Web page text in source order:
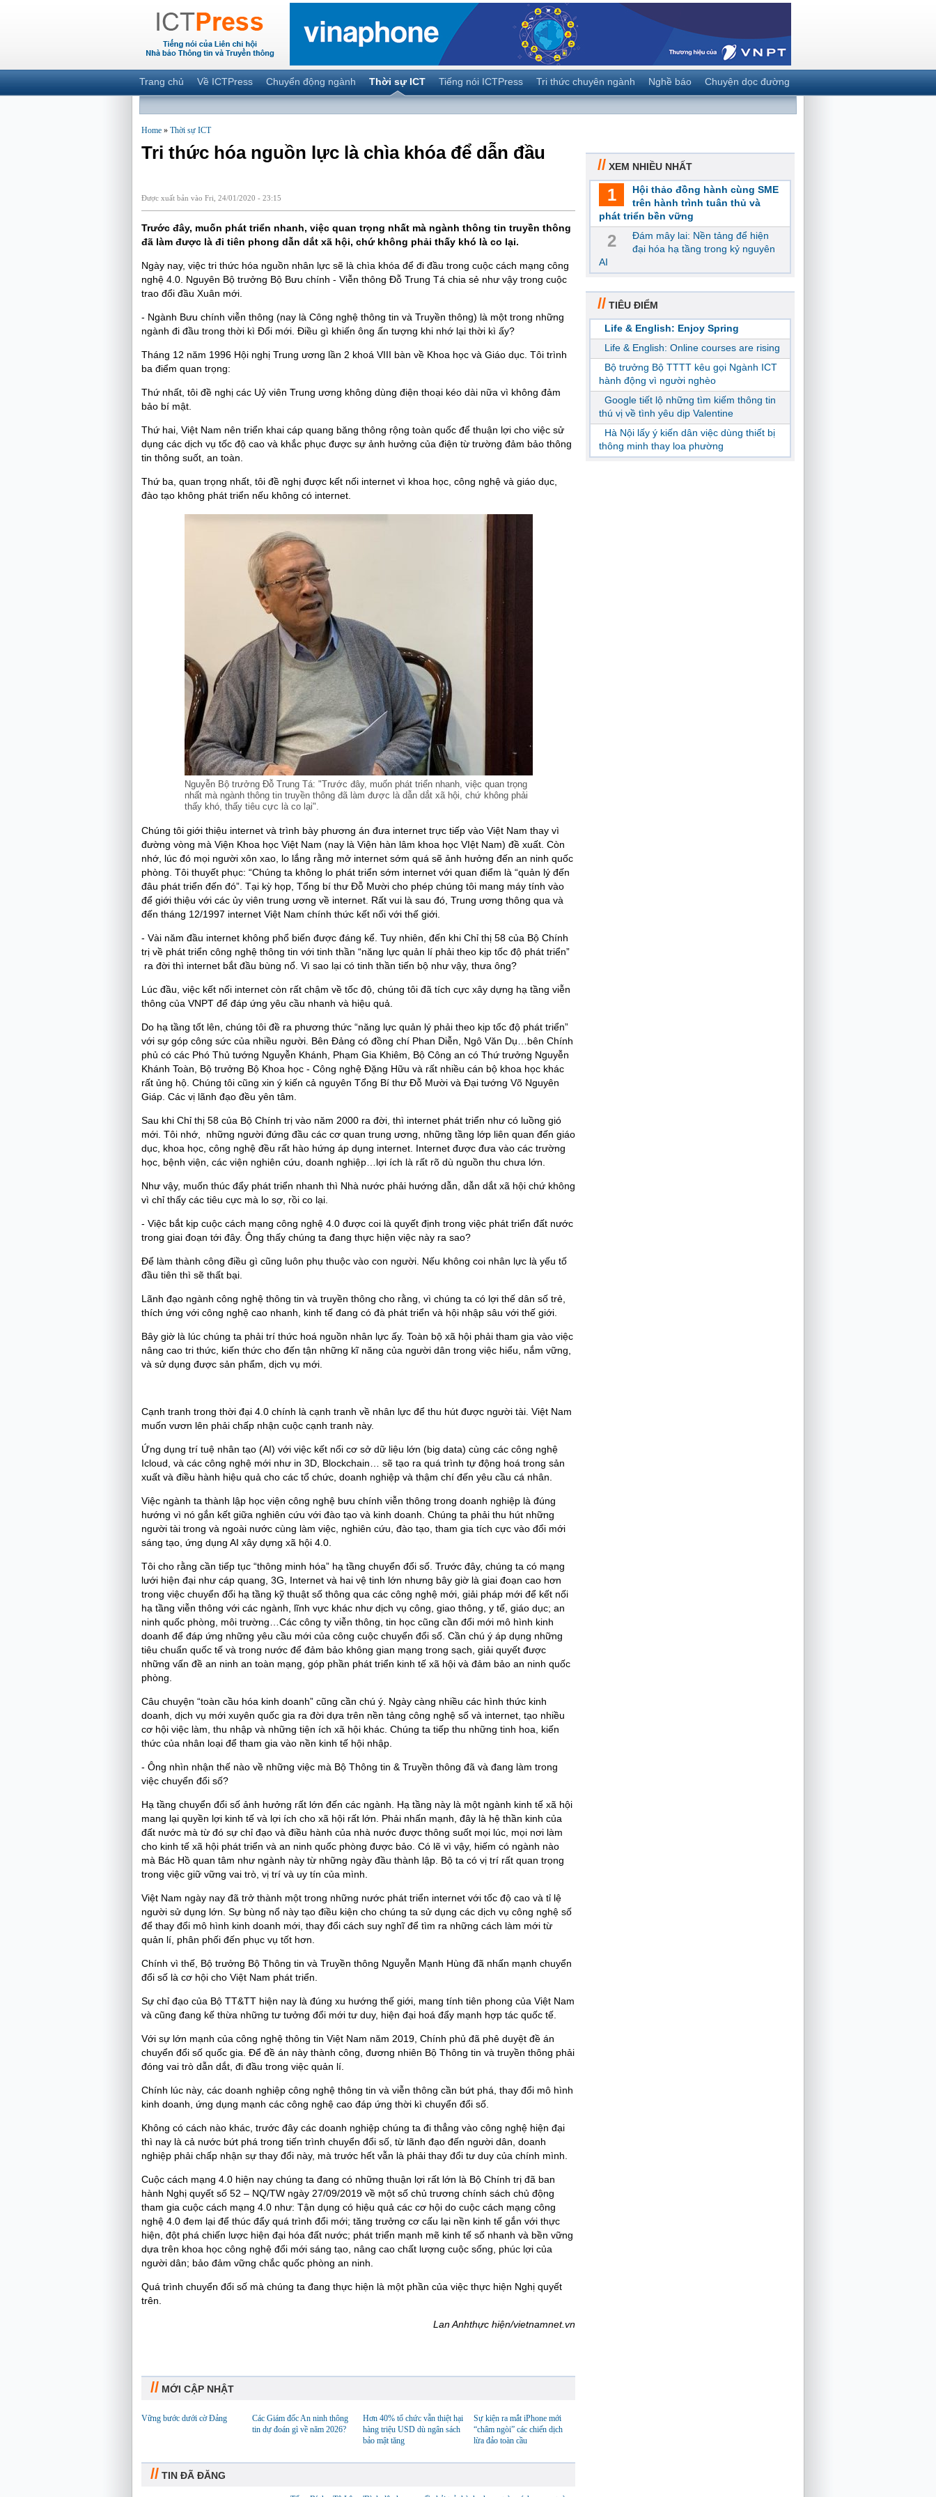
Trang chủ Về ICTPress Chuyển động ngành Thời sự ICT Tiếng nói ICTPress Tri thức chuyên ngành Nghề báo Chuyện dọc đường
Home » Thời sự ICT
Tri thức hóa nguồn lực là chìa khóa để dẫn đầu
Được xuất bản vào Fri, 24/01/2020 - 23:15
Trước đây, muốn phát triển nhanh, việc quan trọng nhất mà ngành thông tin truyền thông
đã làm được là đi tiên phong dẫn dắt xã hội, chứ không phải thấy khó là co lại.
Ngày nay, việc tri thức hóa nguồn nhân lực sẽ là chìa khóa để đi đầu trong cuộc cách mạng công
nghệ 4.0. Nguyên Bộ trưởng Bộ Bưu chính - Viễn thông Đỗ Trung Tá chia sẻ như vậy trong cuộc
trao đổi đầu Xuân mới.
- Ngành Bưu chính viễn thông (nay là Công nghệ thông tin và Truyền thông) là một trong những
ngành đi đầu trong thời kì Đổi mới. Điều gì khiến ông ấn tượng khi nhớ lại thời kì ấy?
Tháng 12 năm 1996 Hội nghị Trung ương lần 2 khoá VIII bàn về Khoa học và Giáo dục. Tôi trình
ba điểm quan trọng:
Thứ nhất, tôi đề nghị các Uỷ viên Trung ương không dùng điện thoại kéo dài nữa vì không đảm
bảo bí mật.
Thứ hai, Việt Nam nên triển khai cáp quang băng thông rộng toàn quốc để thuận lợi cho việc sử
dụng các dịch vụ tốc độ cao và khắc phục được sự ảnh hưởng của điện từ trường đảm bảo thông
tin thông suốt, an toàn.
Thứ ba, quan trọng nhất, tôi đề nghị được kết nối internet vì khoa học, công nghệ và giáo dục,
đào tạo không phát triển nếu không có internet.
Nguyễn Bộ trưởng Đỗ Trung Tá: "Trước đây, muốn phát triển nhanh, việc quan trọng
nhất mà ngành thông tin truyền thông đã làm được là dẫn dắt xã hội, chứ không phải
thấy khó, thấy tiêu cực là co lại".
Chúng tôi giới thiệu internet và trình bày phương án đưa internet trực tiếp vào Việt Nam thay vì
đường vòng mà Viện Khoa học Việt Nam (nay là Viện hàn lâm khoa học VIệt Nam) đề xuất. Còn
nhớ, lúc đó mọi người xôn xao, lo lắng rằng mở internet sớm quá sẽ ảnh hưởng đến an ninh quốc
phòng. Tôi thuyết phục: “Chúng ta không lo phát triển sớm internet với quan điểm là “quản lý đến
đâu phát triển đến đó”. Tại kỳ họp, Tổng bí thư Đỗ Mười cho phép chúng tôi mang máy tính vào
để giới thiệu với các ủy viên trung ương về internet. Rất vui là sau đó, Trung ương thông qua và
đến tháng 12/1997 internet Việt Nam chính thức kết nối với thế giới.
- Vài năm đầu internet không phổ biến được đáng kể. Tuy nhiên, đến khi Chỉ thị 58 của Bộ Chính
trị về phát triển công nghệ thông tin với tinh thần “năng lực quản lí phải theo kịp tốc độ phát triển”
ra đời thì internet bắt đầu bùng nổ. Vì sao lại có tinh thần tiến bộ như vậy, thưa ông?
Lúc đầu, việc kết nối internet còn rất chậm về tốc độ, chúng tôi đã tích cực xây dựng hạ tầng viễn
thông của VNPT để đáp ứng yêu cầu nhanh và hiệu quả.
Do hạ tầng tốt lên, chúng tôi đề ra phương thức “năng lực quản lý phải theo kịp tốc độ phát triển”
với sự góp công sức của nhiều người. Bên Đảng có đồng chí Phan Diễn, Ngô Văn Dụ…bên Chính
phủ có các Phó Thủ tướng Nguyễn Khánh, Phạm Gia Khiêm, Bộ Công an có Thứ trưởng Nguyễn
Khánh Toàn, Bộ trưởng Bộ Khoa học - Công nghệ Đặng Hữu và rất nhiều cán bộ khoa học khác
rất ủng hộ. Chúng tôi cũng xin ý kiến cả nguyên Tổng Bí thư Đỗ Mười và Đại tướng Võ Nguyên
Giáp. Các vị lãnh đạo đều yên tâm.
Sau khi Chỉ thị 58 của Bộ Chính trị vào năm 2000 ra đời, thì internet phát triển như có luồng gió
mới. Tôi nhớ, những người đứng đầu các cơ quan trung ương, những tầng lớp liên quan đến giáo
dục, khoa học, công nghệ đều rất hào hứng áp dụng internet. Internet được đưa vào các trường
học, bệnh viện, các viện nghiên cứu, doanh nghiệp…lợi ích là rất rõ dù nguồn thu chưa lớn.
Như vậy, muốn thúc đẩy phát triển nhanh thì Nhà nước phải hướng dẫn, dẫn dắt xã hội chứ không
vì chỉ thấy các tiêu cực mà lo sợ, rồi co lại.
- Việc bắt kịp cuộc cách mạng công nghệ 4.0 được coi là quyết định trong việc phát triển đất nước
trong giai đoạn tới đây. Ông thấy chúng ta đang thực hiện việc này ra sao?
Để làm thành công điều gì cũng luôn phụ thuộc vào con người. Nếu không coi nhân lực là yếu tố
đầu tiên thì sẽ thất bại.
Lãnh đạo ngành công nghệ thông tin và truyền thông cho rằng, vì chúng ta có lợi thế dân số trẻ,
thích ứng với công nghệ cao nhanh, kinh tế đang có đà phát triển và hội nhập sâu với thế giới.
Bây giờ là lúc chúng ta phải trí thức hoá nguồn nhân lực ấy. Toàn bộ xã hội phải tham gia vào việc
nâng cao tri thức, kiến thức cho đến tận những kĩ năng của người dân trong việc hiểu, nắm vững,
và sử dụng được sản phẩm, dịch vụ mới.
Cạnh tranh trong thời đại 4.0 chính là cạnh tranh về nhân lực để thu hút được người tài. Việt Nam
muốn vươn lên phải chấp nhận cuộc cạnh tranh này.
Ứng dụng trí tuệ nhân tạo (AI) với việc kết nối cơ sở dữ liệu lớn (big data) cùng các công nghệ
Icloud, và các công nghệ mới như in 3D, Blockchain… sẽ tạo ra quá trình tự động hoá trong sản
xuất và điều hành hiệu quả cho các tổ chức, doanh nghiệp và thậm chí đến yêu cầu cá nhân.
Việc ngành ta thành lập học viện công nghệ bưu chính viễn thông trong doanh nghiệp là đúng
hướng vì nó gắn kết giữa nghiên cứu với đào tạo và kinh doanh. Chúng ta phải thu hút những
người tài trong và ngoài nước cùng làm việc, nghiên cứu, đào tạo, tham gia tích cực vào đổi mới
sáng tạo, ứng dụng AI xây dựng xã hội 4.0.
Tôi cho rằng cần tiếp tục “thông minh hóa” hạ tầng chuyển đổi số. Trước đây, chúng ta có mạng
lưới hiện đại như cáp quang, 3G, Internet và hai vệ tinh lớn nhưng bây giờ là giai đoạn cao hơn
trong việc chuyển đổi hạ tầng kỹ thuật số thông qua các công nghệ mới, giải pháp mới để kết nối
hạ tầng viễn thông với các ngành, lĩnh vực khác như dịch vụ công, giao thông, y tế, giáo dục; an
ninh quốc phòng, môi trường…Các công ty viễn thông, tin học cũng cần đổi mới mô hình kinh
doanh để đáp ứng những yêu cầu mới của công cuộc chuyển đổi số. Cần chú ý áp dụng những
tiêu chuẩn quốc tế và trong nước để đảm bảo không gian mạng trong sạch, giải quyết được
những vấn đề an ninh an toàn mạng, góp phần phát triển kinh tế xã hội và đảm bảo an ninh quốc
phòng.
Câu chuyện “toàn cầu hóa kinh doanh” cũng cần chú ý. Ngày càng nhiều các hình thức kinh
doanh, dịch vụ mới xuyên quốc gia ra đời dựa trên nền tảng công nghệ số và internet, tạo nhiều
cơ hội việc làm, thu nhập và những tiện ích xã hội khác. Chúng ta tiếp thu những tinh hoa, kiến
thức của nhân loại để tham gia vào nền kinh tế hội nhập.
- Ông nhìn nhận thế nào về những việc mà Bộ Thông tin & Truyền thông đã và đang làm trong
việc chuyển đổi số?
Hạ tầng chuyển đổi số ảnh hưởng rất lớn đến các ngành. Hạ tầng này là một ngành kinh tế xã hội
mang lại quyền lợi kinh tế và lợi ích cho xã hội rất lớn. Phải nhấn mạnh, đây là hệ thần kinh của
đất nước mà từ đó sự chỉ đạo và điều hành của nhà nước được thông suốt mọi lúc, mọi nơi làm
cho kinh tế xã hội phát triển và an ninh quốc phòng được bảo. Có lẽ vì vậy, hiếm có ngành nào
mà Bác Hồ quan tâm như ngành này từ những ngày đầu thành lập. Bộ ta có vị trí rất quan trọng
trong việc giữ vững vai trò, vị trí và uy tín của mình.
Việt Nam ngày nay đã trở thành một trong những nước phát triển internet với tốc độ cao và tỉ lệ
người sử dụng lớn. Sự bùng nổ này tạo điều kiện cho chúng ta sử dụng các dịch vụ công nghệ số
để thay đổi mô hình kinh doanh mới, thay đổi cách suy nghĩ để tìm ra những cách làm mới từ
quản lí, phân phối đến phục vụ tốt hơn.
Chính vì thế, Bộ trưởng Bộ Thông tin và Truyền thông Nguyễn Mạnh Hùng đã nhấn mạnh chuyển
đổi số là cơ hội cho Việt Nam phát triển.
Sự chỉ đạo của Bộ TT&TT hiện nay là đúng xu hướng thế giới, mang tính tiên phong của Việt Nam
và cũng đang kế thừa những tư tưởng đổi mới tư duy, hiện đại hoá đẩy mạnh hợp tác quốc tế.
Với sự lớn mạnh của công nghệ thông tin Việt Nam năm 2019, Chính phủ đã phê duyệt đề án
chuyển đổi số quốc gia. Để đề án này thành công, đương nhiên Bộ Thông tin và truyền thông phải
đóng vai trò dẫn dắt, đi đầu trong việc quản lí.
Chính lúc này, các doanh nghiệp công nghệ thông tin và viễn thông cần bứt phá, thay đổi mô hình
kinh doanh, ứng dụng mạnh các công nghệ cao đáp ứng thời kì chuyển đổi số.
Không có cách nào khác, trước đây các doanh nghiệp chúng ta đi thẳng vào công nghệ hiện đại
thì nay là cả nước bứt phá trong tiến trình chuyển đổi số, từ lãnh đạo đến người dân, doanh
nghiệp phải chấp nhận sự thay đổi này, mà trước hết vẫn là phải thay đổi tư duy của chính mình.
Cuộc cách mạng 4.0 hiện nay chúng ta đang có những thuận lợi rất lớn là Bộ Chính trị đã ban
hành Nghị quyết số 52 – NQ/TW ngày 27/09/2019 về một số chủ trương chính sách chủ động
tham gia cuộc cách mạng 4.0 như: Tận dụng có hiệu quả các cơ hội do cuộc cách mạng công
nghệ 4.0 đem lại để thúc đẩy quá trình đổi mới; tăng trưởng cơ cấu lại nền kinh tế gắn với thực
hiện, đột phá chiến lược hiện đại hóa đất nước; phát triển mạnh mẽ kinh tế số nhanh và bền vững
dựa trên khoa học công nghệ đổi mới sáng tạo, nâng cao chất lượng cuộc sống, phúc lợi của
người dân; bảo đảm vững chắc quốc phòng an ninh.
Quá trình chuyển đổi số mà chúng ta đang thực hiện là một phần của việc thực hiện Nghị quyết
trên.
Lan Anhthực hiện/vietnamnet.vn
// MỚI CẬP NHẬT
Vững bước dưới cờ Đảng
Các Giám đốc An ninh thông
tin dự đoán gì về năm 2026?
Hơn 40% tổ chức vẫn thiệt hại
hàng triệu USD dù ngân sách
bảo mật tăng
Sự kiện ra mắt iPhone mới
“châm ngòi” các chiến dịch
lừa đảo toàn cầu
// TIN ĐÃ ĐĂNG
// XEM NHIỀU NHẤT
1
Hội thảo đồng hành cùng SME
trên hành trình tuân thủ và
phát triển bền vững
2
Đám mây lai: Nền tảng để hiện
đại hóa hạ tầng trong kỷ nguyên
AI
// TIÊU ĐIỂM
Life & English: Enjoy Spring
Life & English: Online courses are rising
Bộ trưởng Bộ TTTT kêu gọi Ngành ICT
hành động vì người nghèo
Google tiết lộ những tìm kiếm thông tin
thú vị về tình yêu dịp Valentine
Hà Nội lấy ý kiến dân việc dùng thiết bị
thông minh thay loa phường